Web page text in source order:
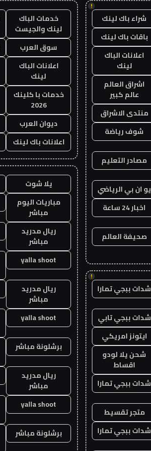
!
شراء باك لينك
باقات باك لينك
اعلانات الباك
لينك
اشراق العالم
عالم كبير
منتدى الاشراق
شوف رياضة
مصادر التعليم
يو ان بي الرياضي
اخبار 24 ساعة
صحيفة العالم
!
شدات ببجي تمارا
شدات ببجي تابي
ايتونز امريكي
شحن يلا لودو
اقساط
شدات ببجي تمارا
متجر تقسيط
شدات ببجي تمارا
خدمات الباك
لينك والجيست
سوق العرب
اعلانات الباك
لينك
خدمات با كلينك
2026
ديوان العرب
اعلانات باك لينك
يلا شوت
مباريات اليوم
مباشر
ريال مدريد
مباشر
yalla shoot
ريال مدريد
مباشر
yalla shoot
برشلونة مباشر
ريال مدريد
مباشر
yalla shoot
برشلونة مباشر